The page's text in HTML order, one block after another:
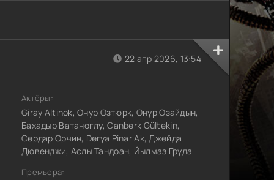
22 апр 2026, 13:54
Актёры:
Giray Altinok, Онур Озтюрк, Онур Озайдын,
Бахадыр Ватаноглу, Canberk Gültekin,
Сердар Орчин, Derya Pinar Ak, Джейда
Дювенджи, Аслы Тандоан, Йылмаз Груда
Премьера: